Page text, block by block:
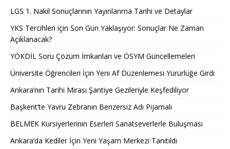
LGS 1. Nakil Sonuçlarının Yayınlanma Tarihi ve Detaylar
YKS Tercihleri için Son Gün Yaklaşıyor: Sonuçlar Ne Zaman
Açıklanacak?
YÖKDİL Soru Çözüm İmkanları ve ÖSYM Güncellemeleri
Üniversite Öğrencileri İçin Yeni Af Düzenlemesi Yürürlüğe Girdi
Ankara’nın Tarihi Mirası Şantiye Gezileriyle Keşfediliyor
Başkent’te Yavru Zebranın Benzersiz Adı Pijamalı
BELMEK Kursiyerlerinin Eserleri Sanatseverlerle Buluşması
Ankara’da Kediler İçin Yeni Yaşam Merkezi Tanıtıldı